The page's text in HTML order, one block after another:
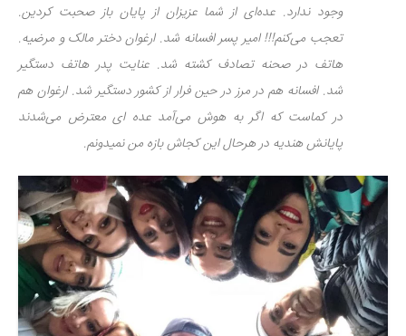
وجود ندارد. عده‌ای از شما عزیزان از پایان باز صحبت کردین.
تعجب می‌کنم!!! امیر پسر افسانه شد. ارغوان دختر مالک و مرضیه.
هاتف در صحنه تصادف کشته شد. عنایت پدر هاتف دستگیر
شد. افسانه هم در مرز در حین فرار از کشور دستگیر شد. ارغوان هم
در کماست که اگر به هوش می‌آمد عده ای معترض می‌شدند
پایانش هندیه در هرحال این کجاش بازه من نمیدونم.